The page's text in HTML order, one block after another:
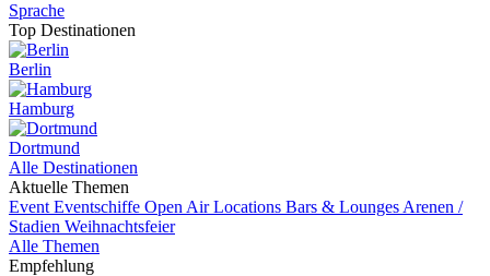
Sprache
Top Destinationen
Berlin
Hamburg
Dortmund
Alle Destinationen
Aktuelle Themen
Event Eventschiffe Open Air Locations Bars & Lounges Arenen /
Stadien Weihnachtsfeier
Alle Themen
Empfehlung